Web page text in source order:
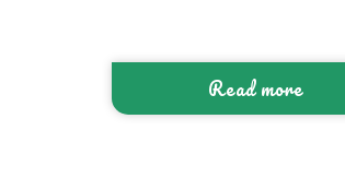
Read more